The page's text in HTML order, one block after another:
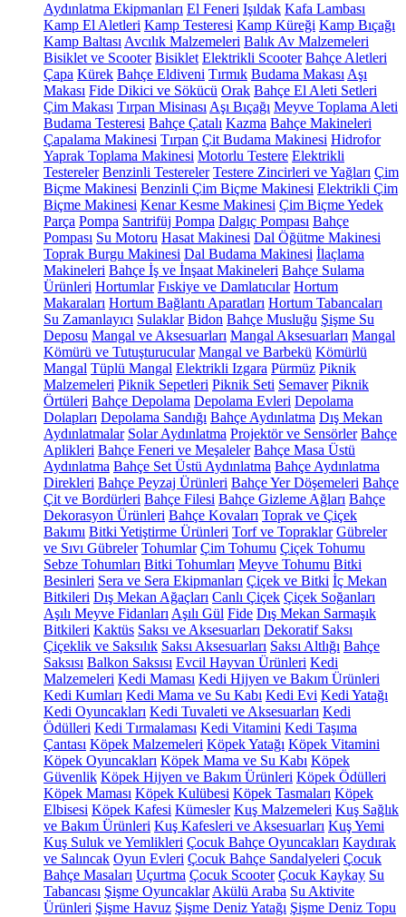
Aydınlatma Ekipmanları El Feneri Işıldak Kafa Lambası
Kamp El Aletleri Kamp Testeresi Kamp Küreği Kamp Bıçağı
Kamp Baltası Avcılık Malzemeleri Balık Av Malzemeleri
Bisiklet ve Scooter Bisiklet Elektrikli Scooter Bahçe Aletleri
Çapa Kürek Bahçe Eldiveni Tırmık Budama Makası Aşı
Makası Fide Dikici ve Sökücü Orak Bahçe El Aleti Setleri
Çim Makası Tırpan Misinası Aşı Bıçağı Meyve Toplama Aleti
Budama Testeresi Bahçe Çatalı Kazma Bahçe Makineleri
Çapalama Makinesi Tırpan Çit Budama Makinesi Hidrofor
Yaprak Toplama Makinesi Motorlu Testere Elektrikli
Testereler Benzinli Testereler Testere Zincirleri ve Yağları Çim
Biçme Makinesi Benzinli Çim Biçme Makinesi Elektrikli Çim
Biçme Makinesi Kenar Kesme Makinesi Çim Biçme Yedek
Parça Pompa Santrifüj Pompa Dalgıç Pompası Bahçe
Pompası Su Motoru Hasat Makinesi Dal Öğütme Makinesi
Toprak Burgu Makinesi Dal Budama Makinesi İlaçlama
Makineleri Bahçe İş ve İnşaat Makineleri Bahçe Sulama
Ürünleri Hortumlar Fıskiye ve Damlatıcılar Hortum
Makaraları Hortum Bağlantı Aparatları Hortum Tabancaları
Su Zamanlayıcı Sulaklar Bidon Bahçe Musluğu Şişme Su
Deposu Mangal ve Aksesuarları Mangal Aksesuarları Mangal
Kömürü ve Tutuşturucular Mangal ve Barbekü Kömürlü
Mangal Tüplü Mangal Elektrikli Izgara Pürmüz Piknik
Malzemeleri Piknik Sepetleri Piknik Seti Semaver Piknik
Örtüleri Bahçe Depolama Depolama Evleri Depolama
Dolapları Depolama Sandığı Bahçe Aydınlatma Dış Mekan
Aydınlatmalar Solar Aydınlatma Projektör ve Sensörler Bahçe
Aplikleri Bahçe Feneri ve Meşaleler Bahçe Masa Üstü
Aydınlatma Bahçe Set Üstü Aydınlatma Bahçe Aydınlatma
Direkleri Bahçe Peyzaj Ürünleri Bahçe Yer Döşemeleri Bahçe
Çit ve Bordürleri Bahçe Filesi Bahçe Gizleme Ağları Bahçe
Dekorasyon Ürünleri Bahçe Kovaları Toprak ve Çiçek
Bakımı Bitki Yetiştirme Ürünleri Torf ve Topraklar Gübreler
ve Sıvı Gübreler Tohumlar Çim Tohumu Çiçek Tohumu
Sebze Tohumları Bitki Tohumları Meyve Tohumu Bitki
Besinleri Sera ve Sera Ekipmanları Çiçek ve Bitki İç Mekan
Bitkileri Dış Mekan Ağaçları Canlı Çiçek Çiçek Soğanları
Aşılı Meyve Fidanları Aşılı Gül Fide Dış Mekan Sarmaşık
Bitkileri Kaktüs Saksı ve Aksesuarları Dekoratif Saksı
Çiçeklik ve Saksılık Saksı Aksesuarları Saksı Altlığı Bahçe
Saksısı Balkon Saksısı Evcil Hayvan Ürünleri Kedi
Malzemeleri Kedi Maması Kedi Hijyen ve Bakım Ürünleri
Kedi Kumları Kedi Mama ve Su Kabı Kedi Evi Kedi Yatağı
Kedi Oyuncakları Kedi Tuvaleti ve Aksesuarları Kedi
Ödülleri Kedi Tırmalaması Kedi Vitamini Kedi Taşıma
Çantası Köpek Malzemeleri Köpek Yatağı Köpek Vitamini
Köpek Oyuncakları Köpek Mama ve Su Kabı Köpek
Güvenlik Köpek Hijyen ve Bakım Ürünleri Köpek Ödülleri
Köpek Maması Köpek Kulübesi Köpek Tasmaları Köpek
Elbisesi Köpek Kafesi Kümesler Kuş Malzemeleri Kuş Sağlık
ve Bakım Ürünleri Kuş Kafesleri ve Aksesuarları Kuş Yemi
Kuş Suluk ve Yemlikleri Çocuk Bahçe Oyuncakları Kaydırak
ve Salıncak Oyun Evleri Çocuk Bahçe Sandalyeleri Çocuk
Bahçe Masaları Uçurtma Çocuk Scooter Çocuk Kaykay Su
Tabancası Şişme Oyuncaklar Akülü Araba Su Aktivite
Ürünleri Şişme Havuz Şişme Deniz Yatağı Şişme Deniz Topu